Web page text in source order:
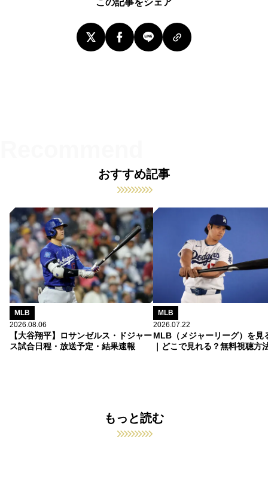
この記事をシェア
おすすめ記事
MLB
2026.08.06
【大谷翔平】ロサンゼルス・ドジャー
ス試合日程・放送予定・結果速報
MLB
2026.07.22
MLB（メジャーリーグ）を見
｜どこで見れる？無料視聴方
もっと読む